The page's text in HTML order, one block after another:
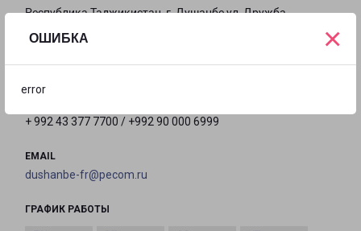
ОШИБКА
error
×
Республика Таджикистан, г. Душанбе,ул. Дружба
народов, д. 62, здание «Системавтоматика»
на карте
+ 992 43 377 7700 / +992 90 000 6999
EMAIL
dushanbe-fr@pecom.ru
ГРАФИК РАБОТЫ